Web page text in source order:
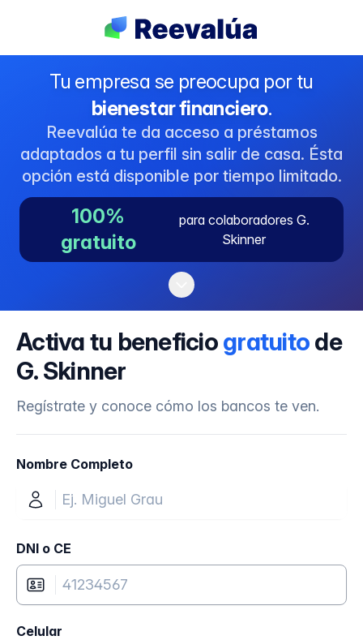
Tu empresa se preocupa por tu
bienestar financiero.
Reevalúa te da acceso a préstamos
adaptados a tu perfil sin salir de casa. Ésta
opción está disponible por tiempo limitado.
100%
gratuito
para colaboradores G.
Skinner
Activa tu beneficiogratuitode
G. Skinner
Regístrate y conoce cómo los bancos te ven.
Nombre Completo
DNI o CE
Celular